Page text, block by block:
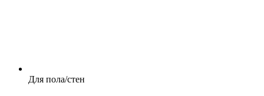
Для пола/стен